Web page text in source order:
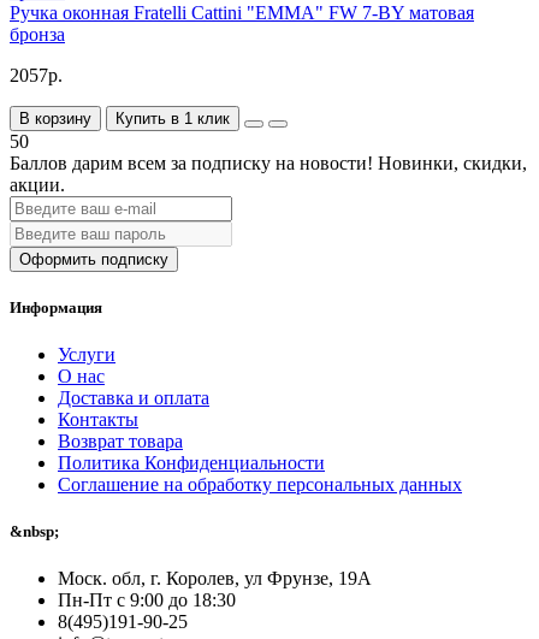
Ручка оконная Fratelli Cattini "EMMA" FW 7-BY матовая
бронза
2057р.
В корзину Купить в 1 клик
50
Баллов дарим всем за подписку на новости! Новинки, скидки,
акции.
Оформить подписку
Информация
Услуги
О нас
Доставка и оплата
Контакты
Возврат товара
Политика Конфиденциальности
Соглашение на обработку персональных данных
&nbsp;
Моск. обл, г. Королев, ул Фрунзе, 19А
Пн-Пт с 9:00 до 18:30
8(495)191-90-25